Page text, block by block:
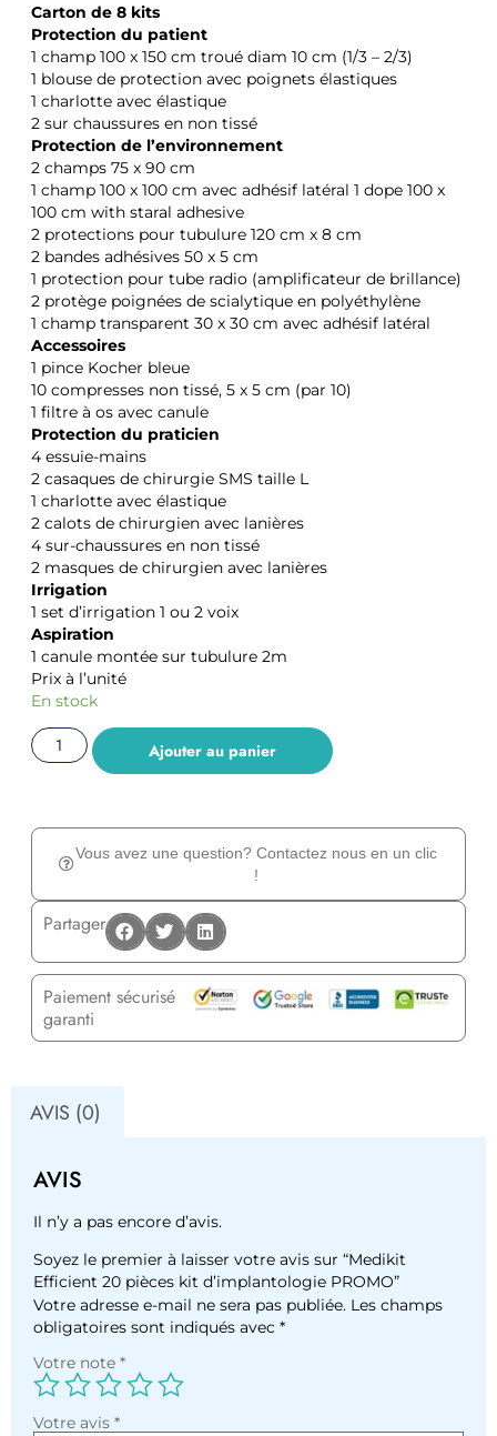
Carton de 8 kits
Protection du patient
1 champ 100 x 150 cm troué diam 10 cm (1/3 – 2/3)
1 blouse de protection avec poignets élastiques
1 charlotte avec élastique
2 sur chaussures en non tissé
Protection de l’environnement
2 champs 75 x 90 cm
1 champ 100 x 100 cm avec adhésif latéral 1 dope 100 x
100 cm with staral adhesive
2 protections pour tubulure 120 cm x 8 cm
2 bandes adhésives 50 x 5 cm
1 protection pour tube radio (amplificateur de brillance)
2 protège poignées de scialytique en polyéthylène
1 champ transparent 30 x 30 cm avec adhésif latéral
Accessoires
1 pince Kocher bleue
10 compresses non tissé, 5 x 5 cm (par 10)
1 filtre à os avec canule
Protection du praticien
4 essuie-mains
2 casaques de chirurgie SMS taille L
1 charlotte avec élastique
2 calots de chirurgien avec lanières
4 sur-chaussures en non tissé
2 masques de chirurgien avec lanières
Irrigation
1 set d’irrigation 1 ou 2 voix
Aspiration
1 canule montée sur tubulure 2m
Prix à l’unité
En stock
Ajouter au panier
Vous avez une question? Contactez nous en un clic
!
Partager
Paiement sécurisé
garanti
AVIS (0)
AVIS
Il n’y a pas encore d’avis.
Soyez le premier à laisser votre avis sur “Medikit
Efficient 20 pièces kit d’implantologie PROMO”
Votre adresse e-mail ne sera pas publiée. Les champs
obligatoires sont indiqués avec *
Votre note *
Votre avis *